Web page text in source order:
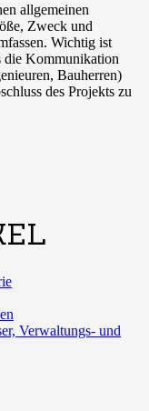
allgemeinen
Zweck und
Wichtig ist
die Kommunikation
Bauherren)
des Projekts zu
Verwaltungs- und